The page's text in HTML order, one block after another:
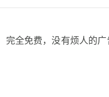
完全免费，没有烦人的广